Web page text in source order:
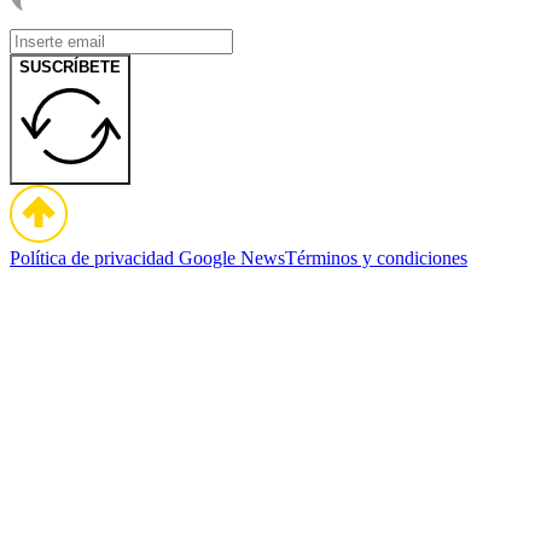
SUSCRÍBETE
Política de privacidad Google NewsTérminos y condiciones